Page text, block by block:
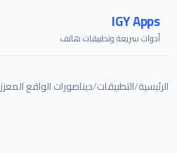
IGY Apps
أدوات سريعة وتطبيقات هاتف
الرئيسية/التطبيقات/ديناصورات الواقع المعزز 4D